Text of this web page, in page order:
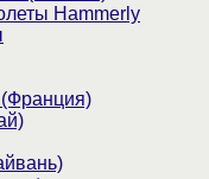
Hammerly